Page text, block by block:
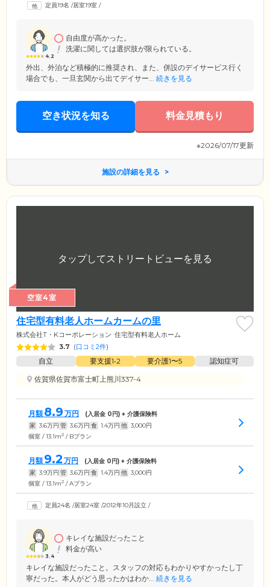
ます。スタッフがしっかりとみなさまに向き合ってコミュニケーション
定員19名 /居室19室 /
4.2
自由度が高かった。
洗濯に関しては選択肢が限られている。
外出、外泊など積極的に推奨され、また、併設のデイサービス行く
場合でも、一旦玄関から出てデイサー... 続きを見る
空き状況を知る 料金見積もり
※2026/07/17更新
施設の詳細を見る
空室4室
住宅型有料老人ホームカームの里
株式会社T・Kコーポレーション 住宅型有料老人ホーム
3.7 (口コミ2件)
自立 要支援1•2 要介護1〜5
認知症可
佐賀県佐賀市富士町上熊川337-4
月額 8.9 万円 (入居金 0円) + 介護保険料
家 3.6万円 管 3.6万円 食 1.4万円 他 3,000円
個室 / 13.1m2 / Bプラン
月額 9.2 万円 (入居金 0円) + 介護保険料
家 3.9万円 管 3.6万円 食 1.4万円 他 3,000円
個室 / 13.1m2 / Aプラン
定員24名 /居室24室 /2012年10月設立 /
3.4
キレイな施設だったこと
料金が高い
キレイな施設だったこと。スタッフの対応もわかりやすかったし丁
寧だった。本人がどう思ったかはわか... 続きを見る